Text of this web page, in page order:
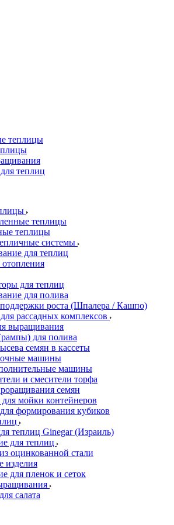
теплицы
теплиц
теплицы
теплицы
системы
для теплиц
для теплиц
для полива
роста (Шпалера / Кашпо)
рассадных комплексов
выращивания
для полива
семян в кассеты
машины
машины
и смесители торфа
семян
мойки контейнеров
формирования кубиков
теплиц Ginegar (Израиль)
для теплиц
оцинкованной стали
изделия
для пленок и сеток
салата